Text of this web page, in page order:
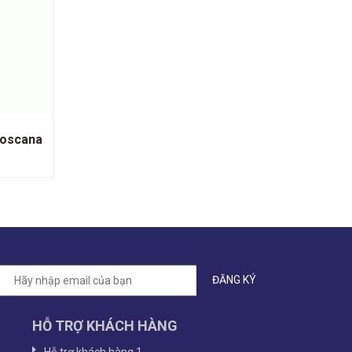
HỖ TRỢ KHÁCH HÀNG